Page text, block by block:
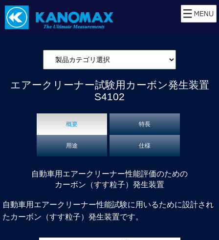
エアークリーナー試験用カーボン発生装置
S4102
概要 特長
用途 仕様
自動車用エアークリーナー性能評価のための
カーボン（すす粒子）発生装置
自動車用エアークリーナー性能試験に用いるために設計され
たカーボン（すす粒子）発生装置です。